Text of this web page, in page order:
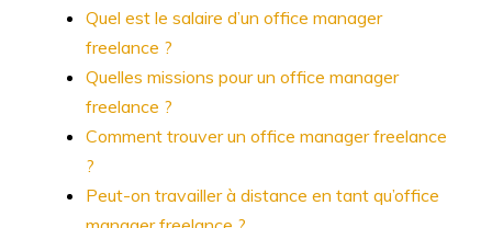
Quel est le salaire d’un office manager
freelance ?
Quelles missions pour un office manager
freelance ?
Comment trouver un office manager freelance
?
Peut-on travailler à distance en tant qu’office